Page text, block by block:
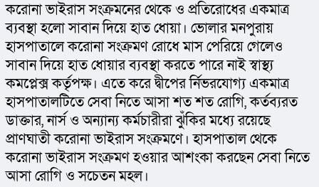
করোনা ভাইরাস সংক্রমনের থেকে ও প্রতিরোধের একমাত্র
ব্যবস্থা হলো সাবান দিয়ে হাত ধোয়া। ভোলার মনপুরায়
হাসপাতালে করোনা সংক্রমণ রোধে মাস পেরিয়ে গেলেও
সাবান দিয়ে হাত ধোয়ার ব্যবস্থা করতে পারে নাই স্বাস্থ্য
কমপ্লেক্স কর্তৃপক্ষ। এতে করে দ্বীপের র্নিভরযোগ্য একমাত্র
হাসপাতালটিতে সেবা নিতে আসা শত শত রোগি, কর্তব্যরত
ডাক্তার, নার্স ও অন্যান্য কর্মচারীরা ঝুঁকির মধ্যে রয়েছে
প্রাণঘাতী করোনা ভাইরাস সংক্রমণে। হাসপাতাল থেকে
করোনা ভাইরাস সংক্রমণ হওয়ার আশংকা করছেন সেবা নিতে
আসা রোগি ও সচেতন মহল।